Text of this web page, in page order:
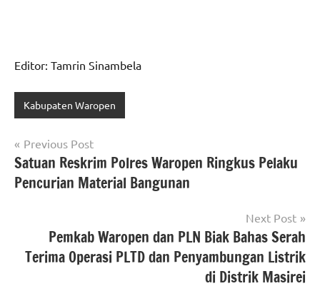
Editor: Tamrin Sinambela
Kabupaten Waropen
Navigasi
pos
Previous Post
Satuan Reskrim Polres Waropen Ringkus Pelaku
Pencurian Material Bangunan
Next Post
Pemkab Waropen dan PLN Biak Bahas Serah
Terima Operasi PLTD dan Penyambungan Listrik
di Distrik Masirei